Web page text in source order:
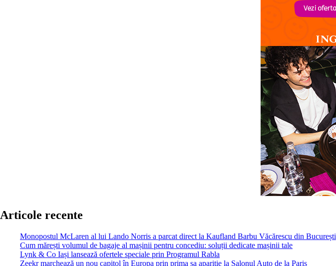
Articole recente
Monopostul McLaren al lui Lando Norris a parcat direct la Kaufland Barbu Văcărescu din București
Cum mărești volumul de bagaje al mașinii pentru concediu: soluții dedicate mașinii tale
Lynk & Co Iași lansează ofertele speciale prin Programul Rabla
Zeekr marchează un nou capitol în Europa prin prima sa apariție la Salonul Auto de la Paris